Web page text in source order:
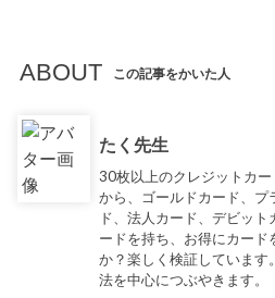
ABOUT この記事をかいた人
たく先生
30枚以上のクレジットカ
から、ゴールドカード、プ
ド、法人カード、デビッ
ードを持ち、お得にカー
か？楽しく検証していま
法を中心につぶやきます。